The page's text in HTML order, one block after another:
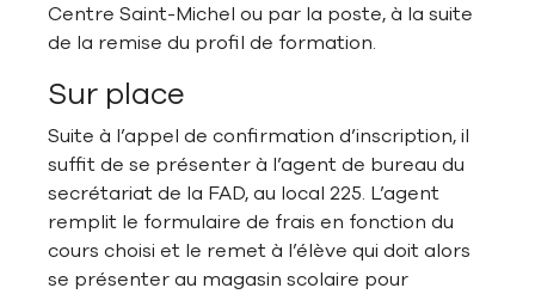
Centre Saint-Michel ou par la poste, à la suite
de la remise du profil de formation.
Sur place
Suite à l’appel de confirmation d’inscription, il
suffit de se présenter à l’agent de bureau du
secrétariat de la FAD, au local 225. L’agent
remplit le formulaire de frais en fonction du
cours choisi et le remet à l’élève qui doit alors
se présenter au magasin scolaire pour